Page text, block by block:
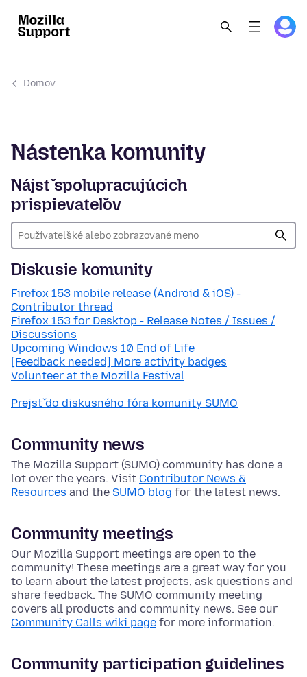
Domov
Nástenka komunity
Nájsť spolupracujúcich
prispievateľov
Diskusie komunity
Firefox 153 mobile release (Android & iOS) -
Contributor thread
Firefox 153 for Desktop - Release Notes / Issues /
Discussions
Upcoming Windows 10 End of Life
[Feedback needed] More activity badges
Volunteer at the Mozilla Festival
Prejsť do diskusného fóra komunity SUMO
Community news
The Mozilla Support (SUMO) community has done a
lot over the years. Visit Contributor News &
Resources and the SUMO blog for the latest news.
Community meetings
Our Mozilla Support meetings are open to the
community! These meetings are a great way for you
to learn about the latest projects, ask questions and
share feedback. The SUMO community meeting
covers all products and community news. See our
Community Calls wiki page for more information.
Community participation guidelines